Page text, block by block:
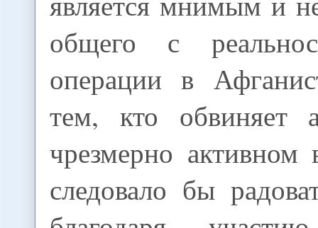
общего с
операции в
тем, кто обвиняет
чрезмерно активном
следовало бы